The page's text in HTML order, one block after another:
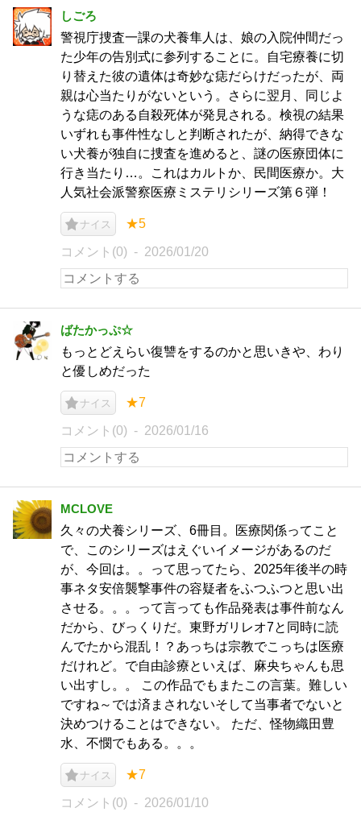
しごろ
警視庁捜査一課の犬養隼人は、娘の入院仲間だっ
た少年の告別式に参列することに。自宅療養に切
り替えた彼の遺体は奇妙な痣だらけだったが、両
親は心当たりがないという。さらに翌月、同じよ
うな痣のある自殺死体が発見される。検視の結果
いずれも事件性なしと判断されたが、納得できな
い犬養が独自に捜査を進めると、謎の医療団体に
行き当たり…。これはカルトか、民間医療か。大
人気社会派警察医療ミステリシリーズ第６弾！
ナイス ★5
コメント(0) 2026/01/20
ばたかっぷ☆
もっとどえらい復讐をするのかと思いきや、わり
と優しめだった
ナイス ★7
コメント(0) 2026/01/16
MCLOVE
久々の犬養シリーズ、6冊目。医療関係ってこと
で、このシリーズはえぐいイメージがあるのだ
が、今回は。。って思ってたら、2025年後半の時
事ネタ安倍襲撃事件の容疑者をふつふつと思い出
させる。。。って言っても作品発表は事件前なん
だから、びっくりだ。東野ガリレオ7と同時に読
んでたから混乱！？あっちは宗教でこっちは医療
だけれど。で自由診療といえば、麻央ちゃんも思
い出すし。。 この作品でもまたこの言葉。難しい
ですね～では済まされないそして当事者でないと
決めつけることはできない。 ただ、怪物織田豊
水、不憫でもある。。。
ナイス ★7
コメント(0) 2026/01/10